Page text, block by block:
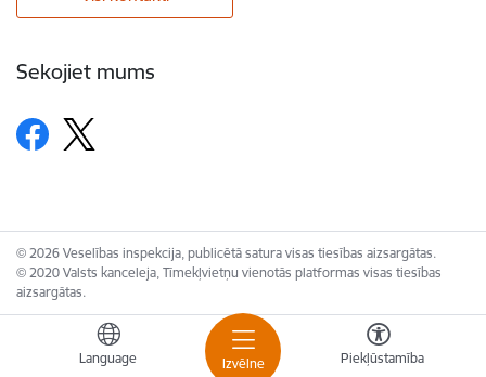
Izvēlne
Language Piekļūstamība
Sekojiet mums
© 2026 Veselības inspekcija, publicētā satura visas tiesības aizsargātas.
© 2020 Valsts kanceleja, Tīmekļvietņu vienotās platformas visas tiesības
aizsargātas.